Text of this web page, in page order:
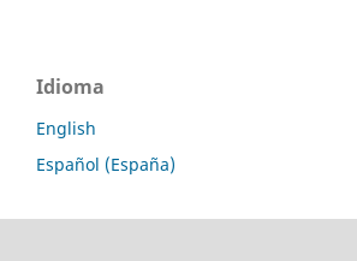
Idioma
English
Español (España)